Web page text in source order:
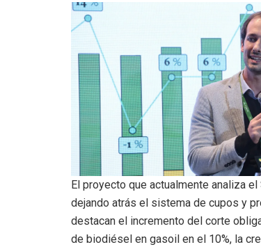
El proyecto que actualmente analiza
dejando atrás el sistema de cupos y
destacan el incremento del corte
de biodiésel en gasoil en el 10%, la